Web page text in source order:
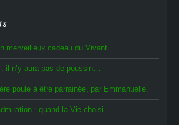
merveilleux cadeau du Vivant
il n’y aura pas de poussin…
poule à être parrainée, par Emmanuelle.
: quand la Vie choisi.